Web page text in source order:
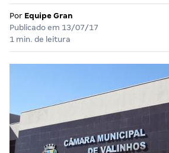
Por Equipe Gran
Publicado em 13/07/17
1 min. de leitura